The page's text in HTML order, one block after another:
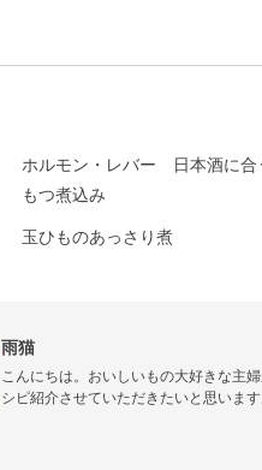
ホルモン・レバー 日本酒に
もつ煮込み
玉ひものあっさり煮
雨猫
こんにちは。おいしいもの大好きな主
シピ紹介させていただきたいと思います